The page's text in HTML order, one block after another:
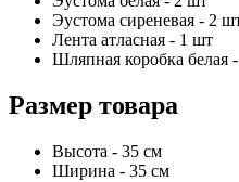
Эустома сиреневая - 2
Лента атласная - 1 шт
Шляпная коробка белая
Размер товара
Высота - 35 см
Ширина - 35 см